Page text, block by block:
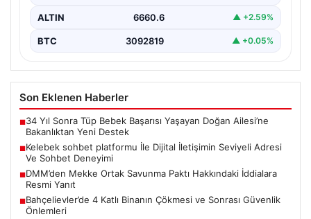
ALTIN 6660.6 ▲ +2.59%
BTC 3092819 ▲ +0.05%
Son Eklenen Haberler
■34 Yıl Sonra Tüp Bebek Başarısı Yaşayan Doğan Ailesi’ne
Bakanlıktan Yeni Destek
■Kelebek sohbet platformu İle Dijital İletişimin Seviyeli Adresi
Ve Sohbet Deneyimi
■DMM’den Mekke Ortak Savunma Paktı Hakkındaki İddialara
Resmi Yanıt
■Bahçelievler’de 4 Katlı Binanın Çökmesi ve Sonrası Güvenlik
Önlemleri